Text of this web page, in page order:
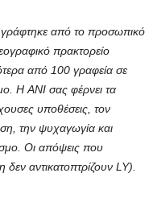
από το προσωπικό
πρακτορείο
από 100 γραφεία σε
Η ANI σας φέρνει τα
υποθέσεις, τον
την ψυχαγωγία και
Οι απόψεις που
αντικατοπτρίζουν LY).